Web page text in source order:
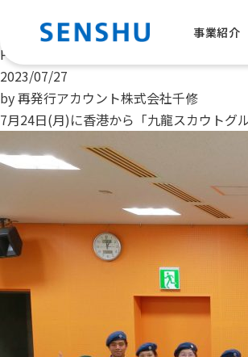
事業紹介
香港から「九龍スカウトグループ」の皆
Posted on
2023/07/27
by再発行アカウント株式会社千修
7月24日(月)に香港から「九龍スカウトグ